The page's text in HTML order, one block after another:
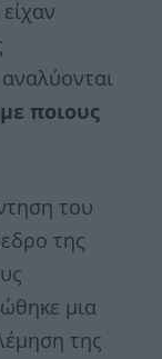
ποιους
του
της
μια
της